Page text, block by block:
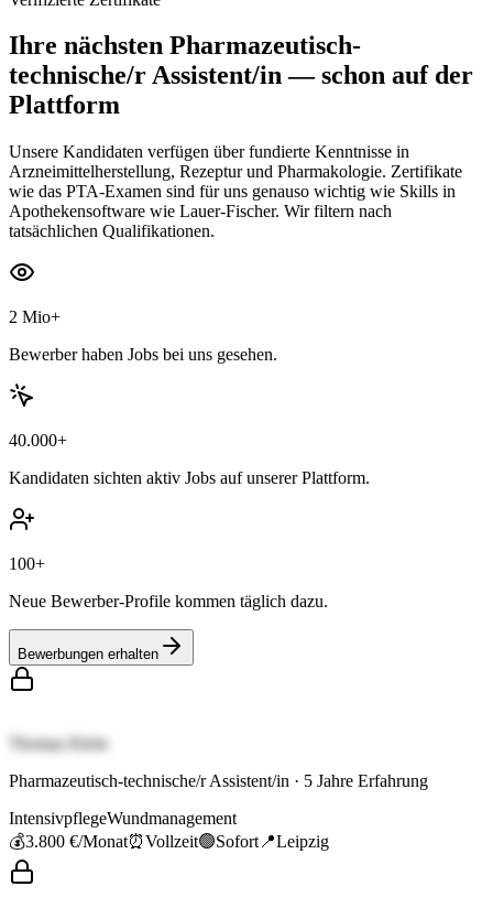
Ihre nächsten Pharmazeutisch-
technische/r Assistent/in— schon auf der
Plattform
Unsere Kandidaten verfügen über fundierte Kenntnisse in
Arzneimittelherstellung, Rezeptur und Pharmakologie. Zertifikate
wie das PTA-Examen sind für uns genauso wichtig wie Skills in
Apothekensoftware wie Lauer-Fischer. Wir filtern nach
tatsächlichen Qualifikationen.
2 Mio+
Bewerber haben Jobs bei uns gesehen.
40.000+
Kandidaten sichten aktiv Jobs auf unserer Plattform.
100+
Neue Bewerber-Profile kommen täglich dazu.
Bewerbungen erhalten
Thomas Klein
Pharmazeutisch-technische/r Assistent/in · 5 Jahre Erfahrung
IntensivpflegeWundmanagement
💰3.800 €/Monat⏰Vollzeit🟢Sofort 📍Leipzig